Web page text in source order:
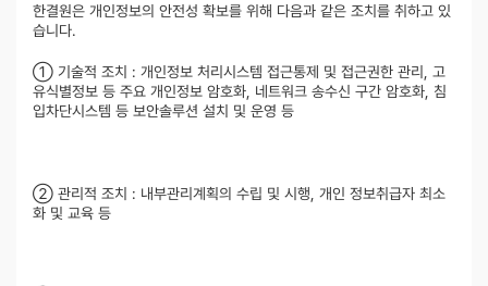
한결원은 개인정보의 안전성 확보를 위해 다음과 같은 조치를 취하고 있
습니다.
① 기술적 조치 : 개인정보 처리시스템 접근통제 및 접근권한 관리, 고
유식별정보 등 주요 개인정보 암호화, 네트워크 송수신 구간 암호화, 침
입차단시스템 등 보안솔루션 설치 및 운영 등
② 관리적 조치 : 내부관리계획의 수립 및 시행, 개인 정보취급자 최소
화 및 교육 등